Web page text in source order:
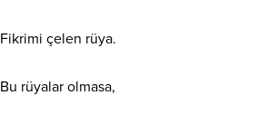
Fikrimi çelen rüya.
Bu rüyalar olmasa,